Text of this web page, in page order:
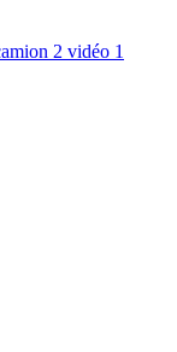
2 vidéo 1